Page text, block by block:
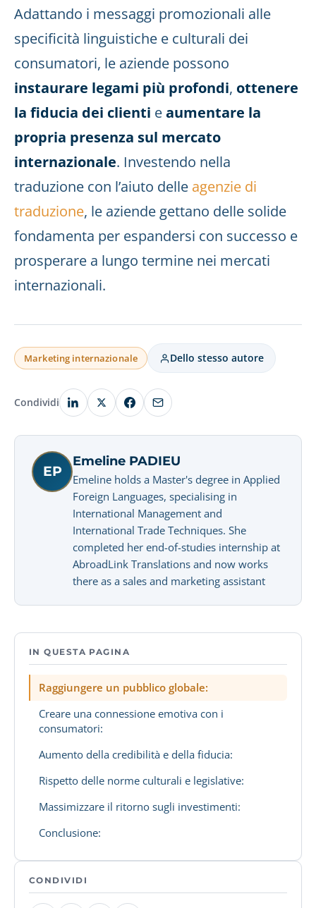
Adattando i messaggi promozionali alle
specificità linguistiche e culturali dei
consumatori, le aziende possono
instaurare legami più profondi, ottenere
la fiducia dei clienti eaumentare la
propria presenza sul mercato
internazionale. Investendo nella
traduzione con l’aiuto delle agenzie di
traduzione, le aziende gettano delle solide
fondamenta per espandersi con successo e
prosperare a lungo termine nei mercati
internazionali.
Marketing internazionale Dello stesso autore
Condividi
EP
Emeline PADIEU
Emeline holds a Master's degree in Applied
Foreign Languages, specialising in
International Management and
International Trade Techniques. She
completed her end-of-studies internship at
AbroadLink Translations and now works
there as a sales and marketing assistant
IN QUESTA PAGINA
Raggiungere un pubblico globale:
Creare una connessione emotiva con i
consumatori:
Aumento della credibilità e della fiducia:
Rispetto delle norme culturali e legislative:
Massimizzare il ritorno sugli investimenti:
Conclusione:
CONDIVIDI